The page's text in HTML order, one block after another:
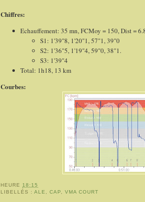
Chiffres:
Echauffement: 35 mn, FCMoy = 150, Dist =
S1: 1'39"8, 1'20"1, 57"1, 39"0
S2: 1'36"5, 1'19"4, 59"0, 38"1.
S3: 1'39"4
Total: 1h18, 13 km
Courbes:
HEURE 18:15
LIBELLÉS :ALE ,CAP ,VMA COURT